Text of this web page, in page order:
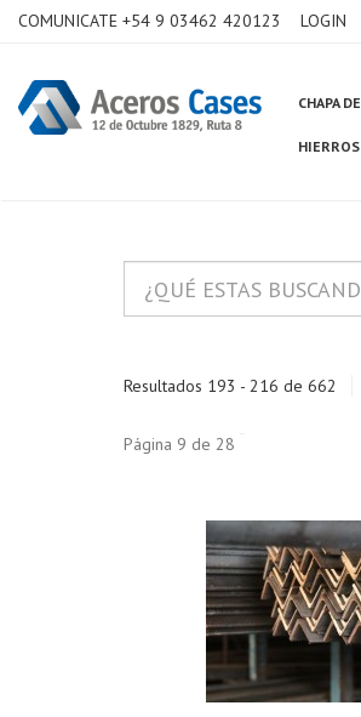
COMUNICATE +54 9 03462 420123 LOGIN
CHAPA
Resultados 193 - 216 de 662
Página 9 de 28